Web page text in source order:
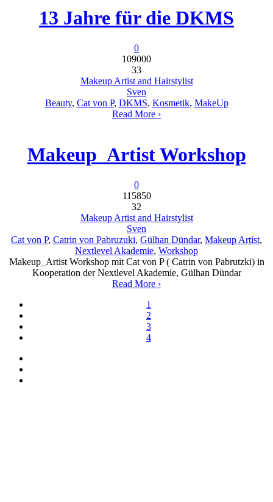
13 Jahre für die DKMS
0
109000
33
Makeup Artist and Hairstylist
Sven
Beauty, Cat von P, DKMS, Kosmetik, MakeUp
Read More ›
Makeup_Artist Workshop
0
115850
32
Makeup Artist and Hairstylist
Sven
Cat von P, Catrin von Pabruzuki, Gülhan Dündar, Makeup Artist,
Nextlevel Akademie, Workshop
Makeup_Artist Workshop mit Cat von P ( Catrin von Pabrutzki) in
Kooperation der Nextlevel Akademie, Gülhan Dündar
Read More ›
1
2
3
4